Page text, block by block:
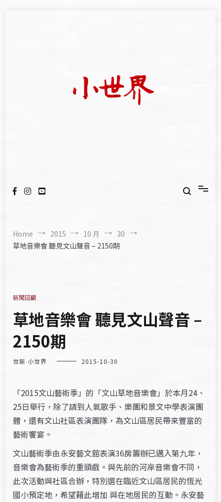
Home 2015 10 月
30
草地音樂會 聽見文山聲音 – 2150期
新聞回顧
草地音樂會 聽見文山聲音 –
2150期
世新 小世界 2015-10-30
「2015文山藝術季」的「文山草地音樂會」於本月24、
25日舉行，除了請到人氣歌手、樂團和景文中學表演團
體，還有文山社區表演團隊，為文山區居民帶來豐富的
藝術饗宴。
文山藝術季由永安藝文館表演36房籌辦已邁入第九年，
音樂會為藝術季的重頭戲。與先前的河岸音樂會不同，
此次活動與社區合辦，特別選在臨近文山區居民的恆光
國小預定地，希望藉此增加 與在地居民的互動。永安藝